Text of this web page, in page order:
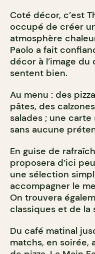
Coté décor, c’est
occupé de créer
atmosphère
Paolo a fait
décor à l’image du
sentent bien.
Au menu : des
pâtes, des
salades ; une
sans aucune
En guise de
proposera d’ici
une sélection
accompagner le
On trouvera
classiques et de la
Du café matinal
matchs, en soirée,